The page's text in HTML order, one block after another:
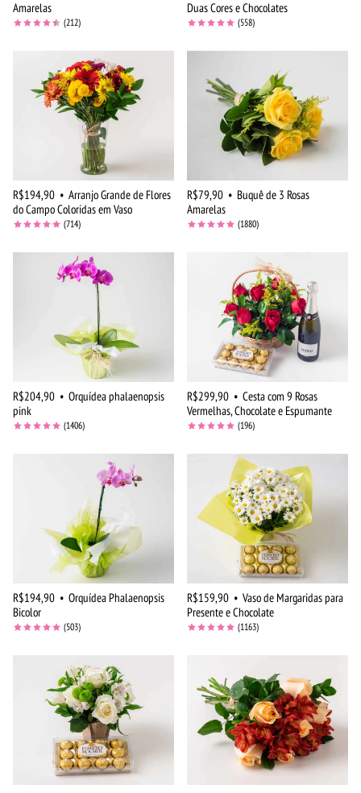
Amarelas
(212)
Duas Cores e Chocolates
(558)
R$194,90 • Arranjo Grande de Flores
do Campo Coloridas em Vaso
(714)
R$79,90 • Buquê de 3 Rosas
Amarelas
(1880)
R$204,90 • Orquídea phalaenopsis
pink
(1406)
R$299,90 • Cesta com 9 Rosas
Vermelhas, Chocolate e Espumante
(196)
R$194,90 • Orquídea Phalaenopsis
Bicolor
(503)
R$159,90 • Vaso de Margaridas para
Presente e Chocolate
(1163)